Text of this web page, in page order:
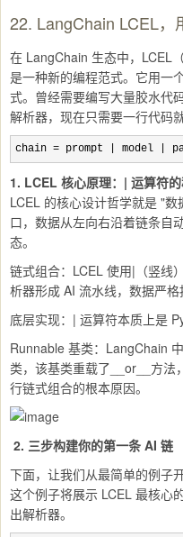
22. LangChain LCEL，
在 LangChain 生态中，LCEL
是一种新的编程范式。它用一
式。曾经需要编写大量胶水代
解析器，现在只需要一行代码
chain = prompt | model |
1. LCEL 核心原理：| 运算符
LCEL 的核心设计哲学就是 "
口，数据从左向右沿着链条自
态。
链式组合：LCEL 使用|（竖线
析器形成 AI 流水线，数据严格
底层实现：| 运算符本质上是
Runnable 基类：LangChain
类，该基类重载了__or__方法
行链式组合的根本原因。
2. 三步构建你的第一条 AI 链
下面，让我们从最简单的例子
这个例子将展示 LCEL 最核心
出解析器。